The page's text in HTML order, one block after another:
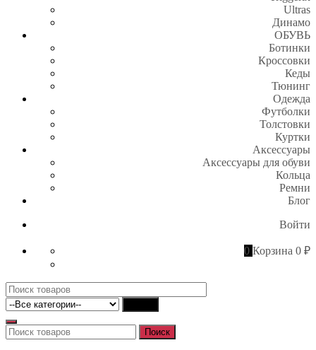
Ultras
Динамо
ОБУВЬ
Ботинки
Кроссовки
Кеды
Тюнинг
Одежда
Футболки
Толстовки
Куртки
Аксессуары
Аксессуары для обуви
Кольца
Ремни
Блог
Войти
0 Корзина 0 ₽
Поиск
для:
Поиск
для:
Поиск